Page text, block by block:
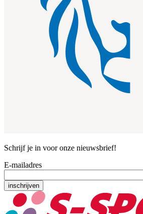
Schrijf je in voor onze nieuwsbrief!
E-mailadres